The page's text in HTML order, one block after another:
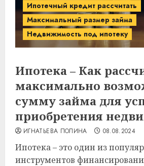
Ипотечный кредит рассчитать
Максимальный размер займа
Недвижимость под ипотеку
Ипотека – Как
максимально
сумму займа для
приобретения
ИГНАТЬЕВА ПОЛИНА 08.08.2024
Ипотека – это один из
инструментов